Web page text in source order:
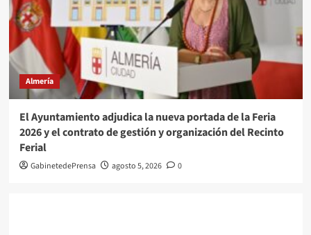
Almería
El Ayuntamiento adjudica la nueva portada de la Feria
2026 y el contrato de gestión y organización del Recinto
Ferial
GabinetedePrensa agosto 5, 2026 0